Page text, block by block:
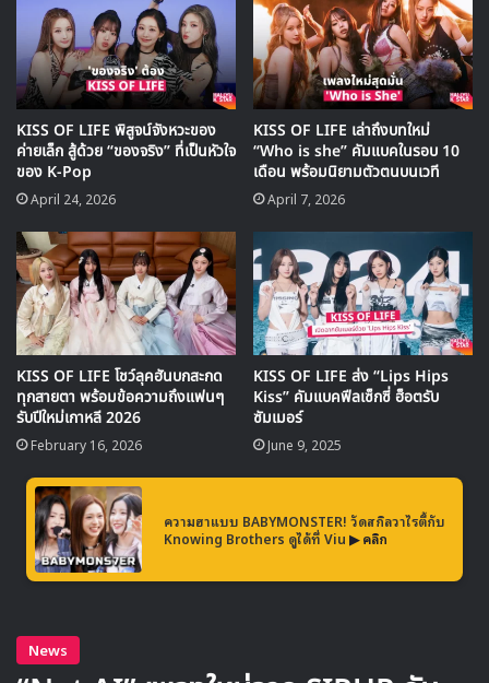
งานแฟนมีตติ้งครั้งนี้จัดโดย Four One One
Entertainment หรือ 411ent ของ กึ้ง เฉลิมชัย มหากิจศิริ
ร่วมกับต้นสังกัด S2 Entertainment และ WONDER
ประเทศเกาหลีใต้
“เอเนอร์จีของแฟน ๆ ชาวไทยเนี่ยสุด
ยอดมาก”
ก่อนเดินทางมาพบแฟน ๆ ที่เมืองไทย ซึ่งเป็นโฮมทาวน์ของ นัต
ตี้ อาณัชญา สุพุทธิพงศ์ ทั้ง 4 สมาชิกได้ส่งคลิป Exclusive
Q&A อุ่นเครื่องถึง KISSY ชาวไทย
พวกเธอพูดถึงประเทศไทยว่า “ถ้าพูดถึงเมืองไทย สิ่งแรกที่
นึกถึงคือพี่นัตตี้ค่ะ แล้วก็! นึกถึงแฟนๆ ชาวไทย! เอเนอร์จีของ
แฟนๆ ชาวไทยเนี่ยสุดยอดมากๆ ค่ะ”
KISS OF LIFE พิสูจน์จังหวะของ
ค่ายเล็ก สู้ด้วย “ของจริง” ที่เป็นหัวใจ
ของ K-Pop
April 24, 2026
KISS OF LIFE เล่าถึงบทใหม่
“Who is she” คัมแบคในรอบ 10
เดือน พร้อมนิยามตัวตนบนเวที
April 7, 2026
KISS OF LIFE โชว์ลุคฮันบกสะกด
ทุกสายตา พร้อมข้อความถึงแฟนๆ
รับปีใหม่เกาหลี 2026
February 16, 2026
KISS OF LIFE ส่ง “Lips Hips
Kiss” คัมแบคฟีลเซ็กซี่ ฮ็อตรับ
ซัมเมอร์
June 9, 2025
ความฮาแบบ BABYMONSTER! วัดสกิลวาไรตี้กับ
Knowing Brothers ดูได้ที่ Viu ▶ คลิก